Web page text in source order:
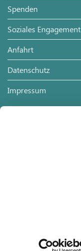
Spenden
Soziales Engagement
Anfahrt
Datenschutz
Impressum